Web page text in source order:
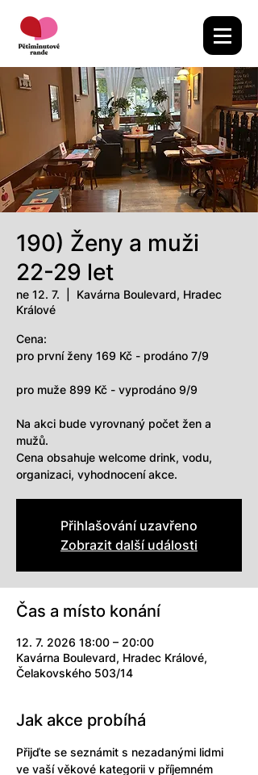
190) Ženy a muži
22-29 let
ne 12. 7.
Kavárna Boulevard, Hradec
Králové
Cena:
pro první ženy 169 Kč - prodáno 7/9
pro muže 899 Kč - vyprodáno 9/9
Na akci bude vyrovnaný počet žen a
mužů.
Cena obsahuje welcome drink, vodu,
organizaci, vyhodnocení akce.
Přihlašování uzavřeno
Zobrazit další události
Čas a místo konání
12. 7. 2026 18:00 – 20:00
Kavárna Boulevard, Hradec Králové,
Čelakovského 503/14
Jak akce probíhá
Přijďte se seznámit s nezadanými lidmi
ve vaší věkové kategorii v příjemném